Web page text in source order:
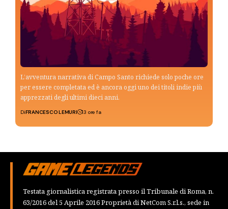
L’avventura narrativa di Campo Santo richiede solo poche ore
per essere completata ed è ancora oggi uno dei titoli indie più
apprezzati degli ultimi dieci anni.
DiFRANCESCO LEMURI 13 ore fa
Testata giornalistica registrata presso il Tribunale di Roma, n.
63/2016 del 5 Aprile 2016 Proprietà di NetCom S.r.l.s., sede in